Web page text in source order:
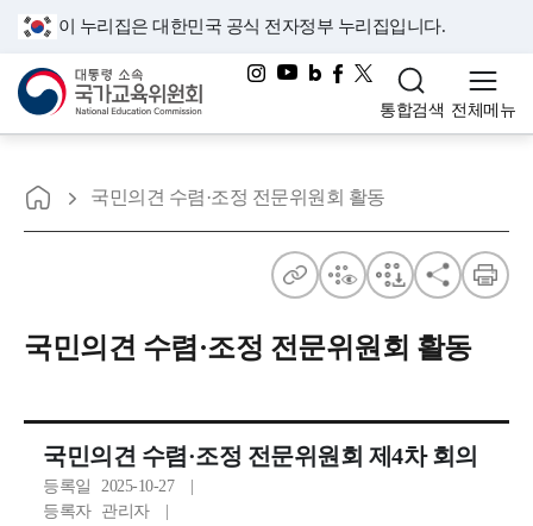
이 누리집은 대한민국 공식 전자정부 누리집입니다.
대통령소속 국가교육위원회
통합검색 전체메뉴
으로
국민의견 수렴·조정 전문위원회 활동
주
소
점
자
기
점
자
운
공
유
인
국민의견 수렴·조정 전문위원회 활동
국민의견 수렴·조정 전문위원회 제4차 회의
등록일
2025-10-27
등록자
관리자